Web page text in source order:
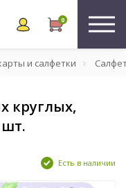
0
и салфетки
круглых,
шт.
Есть в наличии